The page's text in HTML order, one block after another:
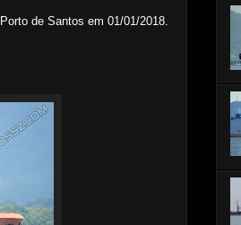
de Santos em 01/01/2018.